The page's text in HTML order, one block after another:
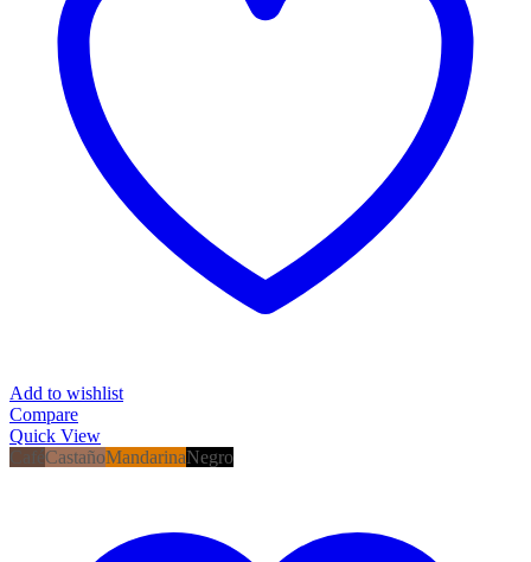
Add to wishlist
Compare
Quick View
CaféCastañoMandarinaNegro